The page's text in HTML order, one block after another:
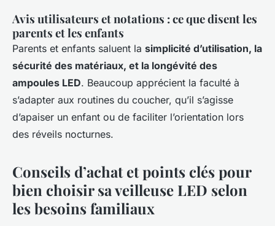
Avis utilisateurs et notations : ce que disent les
parents et les enfants
Parents et enfants saluent la simplicité d’utilisation, la
sécurité des matériaux, et la longévité des
ampoules LED. Beaucoup apprécient la faculté à
s’adapter aux routines du coucher, qu’il s’agisse
d’apaiser un enfant ou de faciliter l’orientation lors
des réveils nocturnes.
Conseils d’achat et points clés pour
bien choisir sa veilleuse LED selon
les besoins familiaux